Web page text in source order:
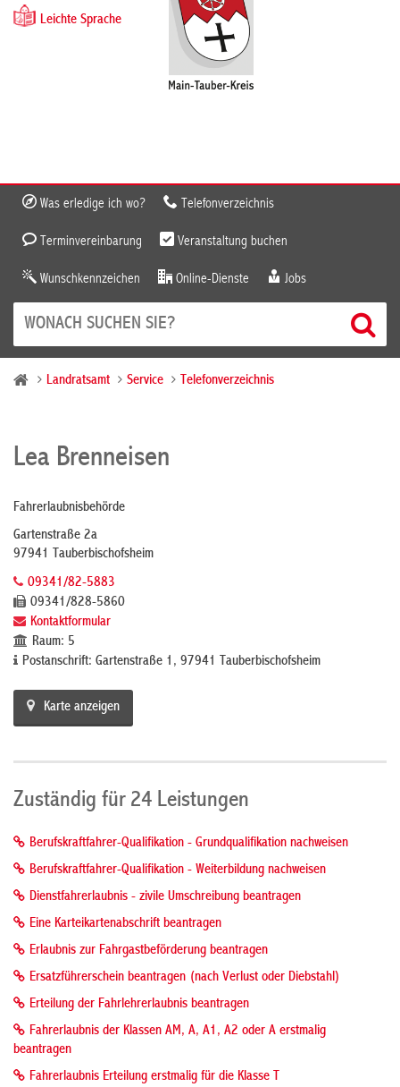
Leichte Sprache
Was erledige ich wo? Telefonverzeichnis
Terminvereinbarung Veranstaltung buchen
Wunschkennzeichen Online-Dienste Jobs
Landratsamt Service Telefonverzeichnis
Lea Brenneisen
Fahrerlaubnisbehörde
Gartenstraße 2a
97941 Tauberbischofsheim
09341/82-5883
09341/828-5860
Kontaktformular
Raum: 5
Postanschrift: Gartenstraße 1, 97941 Tauberbischofsheim
Karte anzeigen
Zuständig für 24 Leistungen
Berufskraftfahrer-Qualifikation - Grundqualifikation nachweisen
Berufskraftfahrer-Qualifikation - Weiterbildung nachweisen
Dienstfahrerlaubnis - zivile Umschreibung beantragen
Eine Karteikartenabschrift beantragen
Erlaubnis zur Fahrgastbeförderung beantragen
Ersatzführerschein beantragen (nach Verlust oder Diebstahl)
Erteilung der Fahrlehrerlaubnis beantragen
Fahrerlaubnis der Klassen AM, A, A1, A2 oder A erstmalig
beantragen
Fahrerlaubnis Erteilung erstmalig für die Klasse T